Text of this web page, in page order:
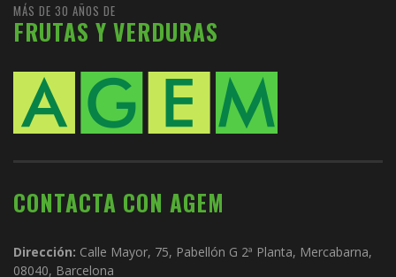
MÁS DE 30 AÑOS DE
FRUTAS Y VERDURAS
CONTACTA CON AGEM
Dirección: Calle Mayor, 75, Pabellón G 2ª Planta, Mercabarna,
08040, Barcelona